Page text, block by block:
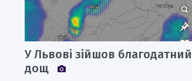
У Львові зійшов благодатний
дощ